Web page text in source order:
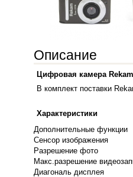
Описание
Цифровая камера
В комплект поставки
Характеристики
Дополнительные функции
Сенсор изображения
Разрешение фото
Макс.разрешение
Диагональ дисплея